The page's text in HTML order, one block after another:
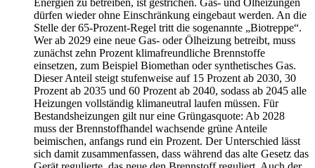
Energien zu betreiben, ist gestrichen. Gas- und Ölheizungen
dürfen wieder ohne Einschränkung eingebaut werden. An die
Stelle der 65-Prozent-Regel tritt die sogenannte „Biotreppe“.
Wer ab 2029 eine neue Gas- oder Ölheizung betreibt, muss
zunächst zehn Prozent klimafreundliche Brennstoffe
einsetzen, zum Beispiel Biomethan oder synthetisches Gas.
Dieser Anteil steigt stufenweise auf 15 Prozent ab 2030, 30
Prozent ab 2035 und 60 Prozent ab 2040, sodass ab 2045 alle
Heizungen vollständig klimaneutral laufen müssen. Für
Bestandsheizungen gilt nur eine Grüngasquote: Ab 2028
muss der Brennstoffhandel wachsende grüne Anteile
beimischen, anfangs rund ein Prozent. Der Unterschied lässt
sich damit zusammenfassen, dass während das alte Gesetz das